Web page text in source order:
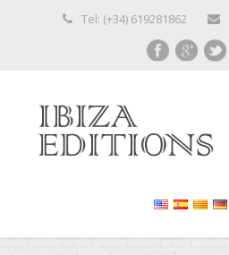
Tel: (+34) 619281862